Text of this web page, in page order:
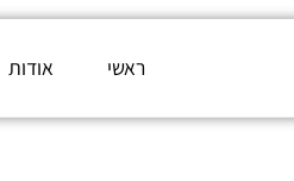
ראשי אודות